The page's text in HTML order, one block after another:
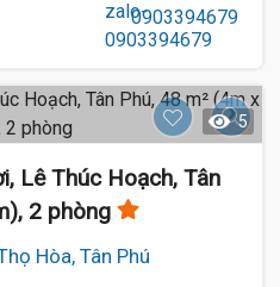
0903394679
5
Lê Thúc Hoạch, Tân
2 phòng
Hòa, Tân Phú